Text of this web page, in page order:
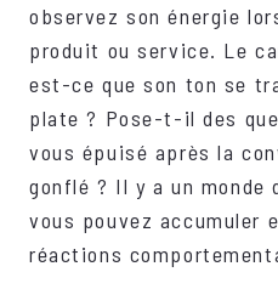
observez son énergie
produit ou service. Le
est-ce que son ton se
plate ? Pose-t-il des
vous épuisé après la
gonflé ? Il y a un monde
vous pouvez accumuler
réactions